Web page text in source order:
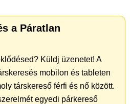
a Páratlan
Küldj üzenetet! A
mobilon és tableten
társkereső férfi és nő között.
egyedi párkereső